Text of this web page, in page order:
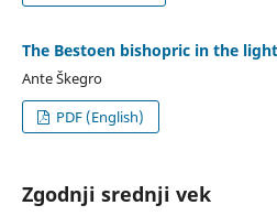
The Bestoen bishopric in the
Ante Škegro
PDF (English)
Zgodnji srednji vek